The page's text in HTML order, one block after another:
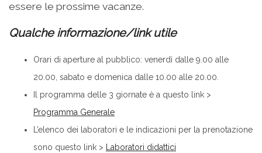
essere le prossime vacanze.
Qualche informazione/link utile
Orari di aperture al pubblico: venerdì dalle 9.00 alle
20.00, sabato e domenica dalle 10.00 alle 20.00.
Il programma delle 3 giornate è a questo link >
Programma Generale
L’elenco dei laboratori e le indicazioni per la prenotazione
sono questo link > Laboratori didattici